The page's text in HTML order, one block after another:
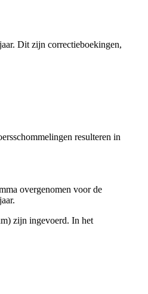
Dit zijn correctieboekingen,
resulteren in
overgenomen voor de
zijn ingevoerd. In het